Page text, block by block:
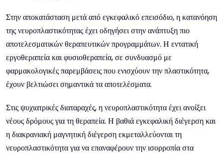
Στην αποκατάσταση μετά από εγκεφαλικό επεισόδιο, η κατανόηση
της νευροπλαστικότητας έχει οδηγήσει στην ανάπτυξη πιο
αποτελεσματικών θεραπευτικών προγραμμάτων. Η εντατική
εργοθεραπεία και φυσιοθεραπεία, σε συνδυασμό με
φαρμακολογικές παρεμβάσεις που ενισχύουν την πλαστικότητα,
έχουν βελτιώσει σημαντικά τα αποτελέσματα.
Στις ψυχιατρικές διαταραχές, η νευροπλαστικότητα έχει ανοίξει
νέους δρόμους για τη θεραπεία. Η βαθιά εγκεφαλική διέγερση και
η διακρανιακή μαγνητική διέγερση εκμεταλλεύονται τη
νευροπλαστικότητα για να επαναφέρουν την ισορροπία στα